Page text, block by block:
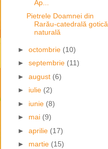
Ap...
Pietrele Doamnei din
Rarău-catedrală gotică
naturală
► octombrie (10)
► septembrie (11)
► august (6)
► iulie (2)
► iunie (8)
► mai (9)
► aprilie (17)
► martie (15)